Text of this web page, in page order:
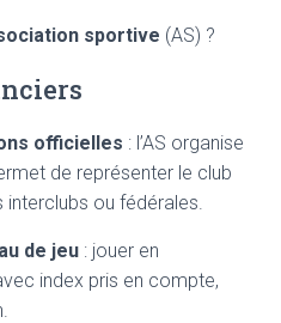
sportive (AS) ?
officielles : l’AS organise
de représenter le club
ou fédérales.
de jeu : jouer en
index pris en compte,